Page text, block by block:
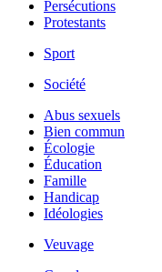
Persécutions
Protestants
Sport
Société
Abus sexuels
Bien commun
Écologie
Éducation
Famille
Handicap
Idéologies
Veuvage